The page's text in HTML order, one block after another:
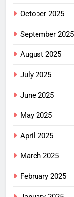
October 2025
September 2025
August 2025
July 2025
June 2025
May 2025
April 2025
March 2025
February 2025